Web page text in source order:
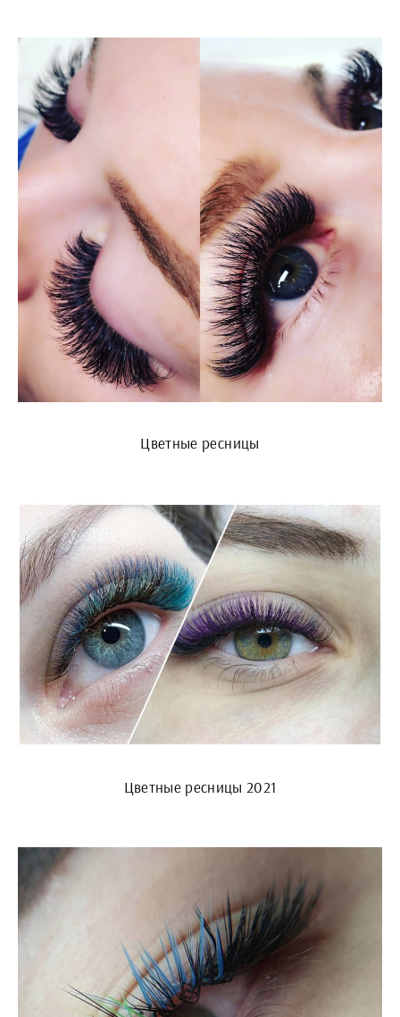
Цветные ресницы
Цветные ресницы 2021